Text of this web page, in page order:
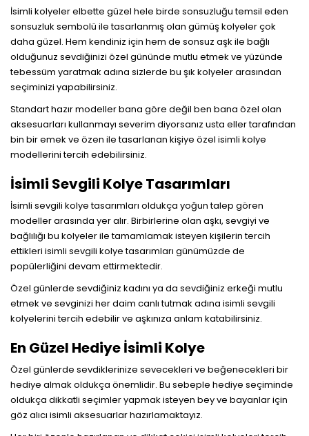
İsimli kolyeler elbette güzel hele birde sonsuzluğu temsil eden
sonsuzluk sembolü ile tasarlanmış olan gümüş kolyeler çok
daha güzel. Hem kendiniz için hem de sonsuz aşk ile bağlı
olduğunuz sevdiğinizi özel gününde mutlu etmek ve yüzünde
tebessüm yaratmak adına sizlerde bu şık kolyeler arasından
seçiminizi yapabilirsiniz.
Standart hazır modeller bana göre değil ben bana özel olan
aksesuarları kullanmayı severim diyorsanız usta eller tarafından
bin bir emek ve özen ile tasarlanan kişiye özel isimli kolye
modellerini tercih edebilirsiniz.
İsimli Sevgili Kolye Tasarımları
İsimli sevgili kolye tasarımları oldukça yoğun talep gören
modeller arasında yer alır. Birbirlerine olan aşkı, sevgiyi ve
bağlılığı bu kolyeler ile tamamlamak isteyen kişilerin tercih
ettikleri isimli sevgili kolye tasarımları günümüzde de
popülerliğini devam ettirmektedir.
Özel günlerde sevdiğiniz kadını ya da sevdiğiniz erkeği mutlu
etmek ve sevginizi her daim canlı tutmak adına isimli sevgili
kolyelerini tercih edebilir ve aşkınıza anlam katabilirsiniz.
En Güzel Hediye İsimli Kolye
Özel günlerde sevdiklerinize sevecekleri ve beğenecekleri bir
hediye almak oldukça önemlidir. Bu sebeple hediye seçiminde
oldukça dikkatli seçimler yapmak isteyen bey ve bayanlar için
göz alıcı isimli aksesuarlar hazırlamaktayız.